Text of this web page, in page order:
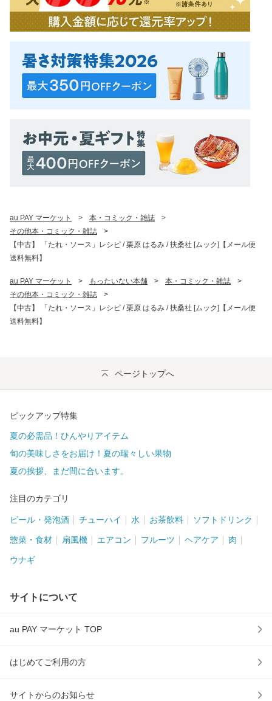
au PAY マーケット > 本・コミック・雑誌
>
その他本・コミック・雑誌
>
【中古】 「たれ・ソース」レシピ / 栗原 はるみ / 扶桑社 [ムック]【メール便
送料無料】
au PAY マーケット > もったいない本舗 > 本・コミック・雑誌
>
その他本・コミック・雑誌
>
【中古】 「たれ・ソース」レシピ / 栗原 はるみ / 扶桑社 [ムック]【メール便
送料無料】
ページトップへ
ピックアップ特集
夏の必需品！ひんやりアイテム
旬の美味しさをお届け！夏の瑞々しい果物
夏の挨拶、まだ間に合います。
注目のカテゴリ
ビール・発泡酒 チューハイ 水 お茶飲料 ソフトドリンク
惣菜・食材 扇風機 エアコン フルーツ ヘアケア 肉
ウナギ
サイトについて
au PAY マーケット TOP
はじめてご利用の方
サイトからのお知らせ